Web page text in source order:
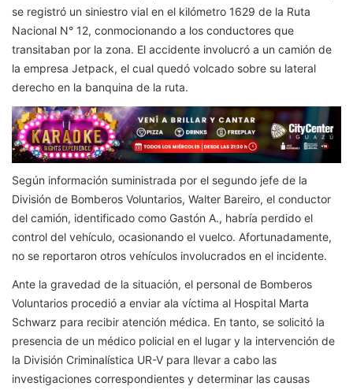
se registró un siniestro vial en el kilómetro 1629 de la Ruta
Nacional N° 12, conmocionando a los conductores que
transitaban por la zona. El accidente involucró a un camión de
la empresa Jetpack, el cual quedó volcado sobre su lateral
derecho en la banquina de la ruta.
Según información suministrada por el segundo jefe de la
División de Bomberos Voluntarios, Walter Bareiro, el conductor
del camión, identificado como Gastón A., habría perdido el
control del vehículo, ocasionando el vuelco. Afortunadamente,
no se reportaron otros vehículos involucrados en el incidente.
Ante la gravedad de la situación, el personal de Bomberos
Voluntarios procedió a enviar ala víctima al Hospital Marta
Schwarz para recibir atención médica. En tanto, se solicitó la
presencia de un médico policial en el lugar y la intervención de
la División Criminalística UR-V para llevar a cabo las
investigaciones correspondientes y determinar las causas